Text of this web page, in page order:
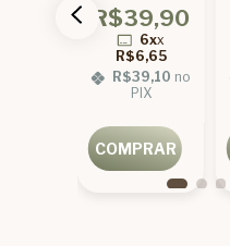
1x4 1kg
R$39,90
6xx
R$6,65
R$39,10 no
PIX
COMPRAR